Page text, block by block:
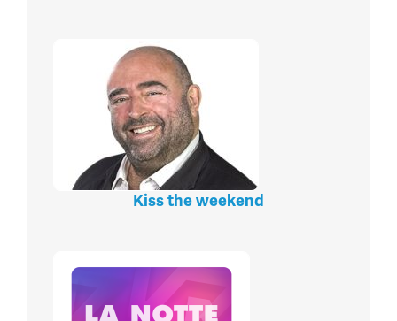
Kiss the weekend